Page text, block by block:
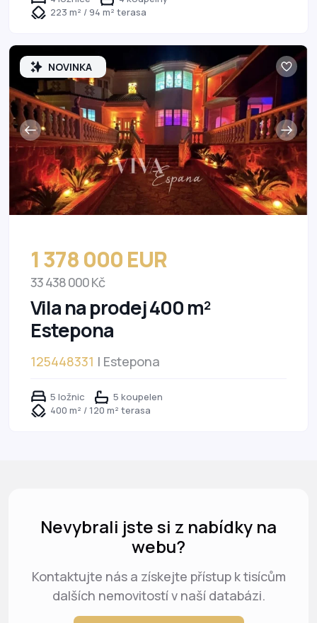
223 m² / 94 m² terasa
NOVINKA
1 378 000 EUR
33 438 000 Kč
Vila na prodej 400 m²
Estepona
125448331 | Estepona
5 ložnic
5 koupelen
400 m² / 120 m² terasa
Nevybrali jste si z nabídky na
webu?
Kontaktujte nás a získejte přístup k tisícům
dalších nemovitostí v naší databázi.